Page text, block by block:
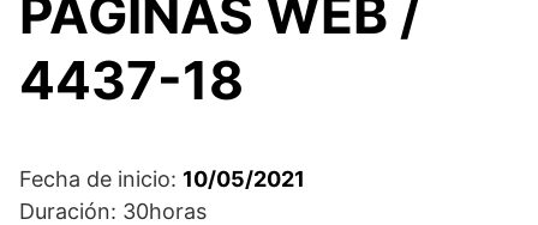
PAGINAS WEB /
4437-18
Fecha de inicio: 10/05/2021
Duración: 30horas